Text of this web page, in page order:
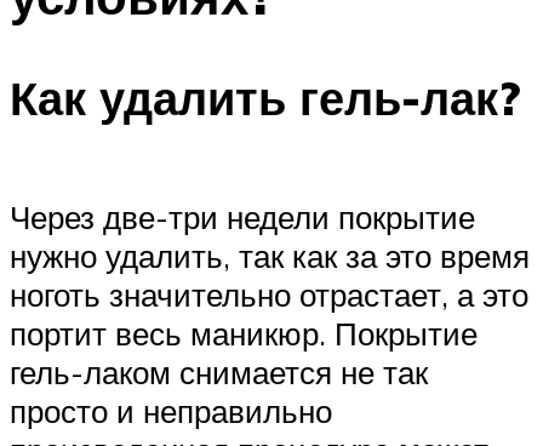
Как удалить гель-лак?
Через две-три недели покрытие
нужно удалить, так как за это время
ноготь значительно отрастает, а это
портит весь маникюр. Покрытие
гель-лаком снимается не так
просто и неправильно